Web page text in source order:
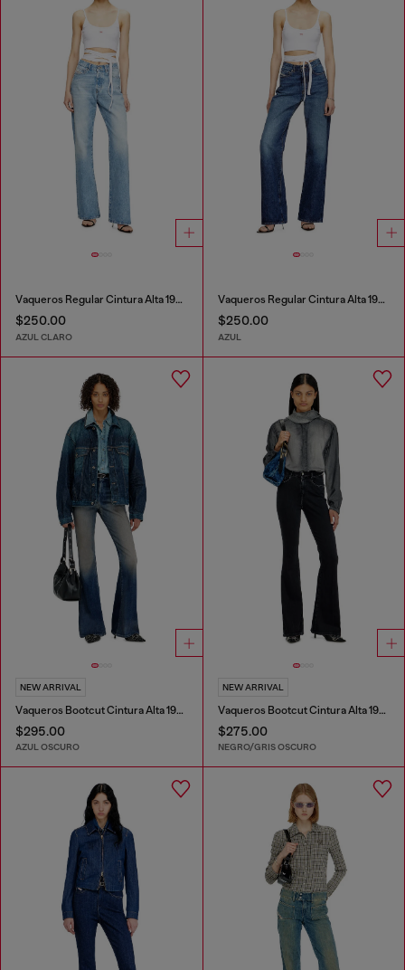
Vaqueros Regular Cintura Alta 1971 D-Sent
$250.00
AZUL CLARO
Vaqueros Regular Cintura Alta 1971 D-Sent
$250.00
AZUL
NEW ARRIVAL
Vaqueros Bootcut Cintura Alta 1973 D-Partt
$295.00
AZUL OSCURO
NEW ARRIVAL
Vaqueros Bootcut Cintura Alta 1973 D-Partt
$275.00
NEGRO/GRIS OSCURO